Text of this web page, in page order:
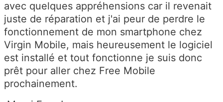
avec quelques appréhensions car il revenait
juste de réparation et j'ai peur de perdre le
fonctionnement de mon smartphone chez
Virgin Mobile, mais heureusement le logiciel
est installé et tout fonctionne je suis donc
prêt pour aller chez Free Mobile
prochainement.